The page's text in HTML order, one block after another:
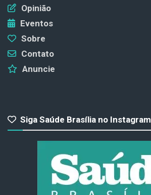
Opinião
Eventos
Sobre
Contato
Anuncie
Siga Saúde Brasília no Instagram